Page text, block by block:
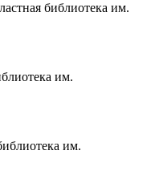
библиотека им.
им.
им.